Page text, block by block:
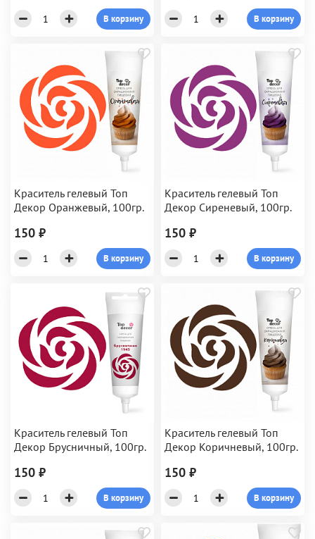
В корзину В корзину
Краситель гелевый Топ
Декор Оранжевый, 100гр.
150 ₽
В корзину
Краситель гелевый Топ
Декор Сиреневый, 100гр.
150 ₽
В корзину
Краситель гелевый Топ
Декор Брусничный, 100гр.
150 ₽
В корзину
Краситель гелевый Топ
Декор Коричневый, 100гр.
150 ₽
В корзину